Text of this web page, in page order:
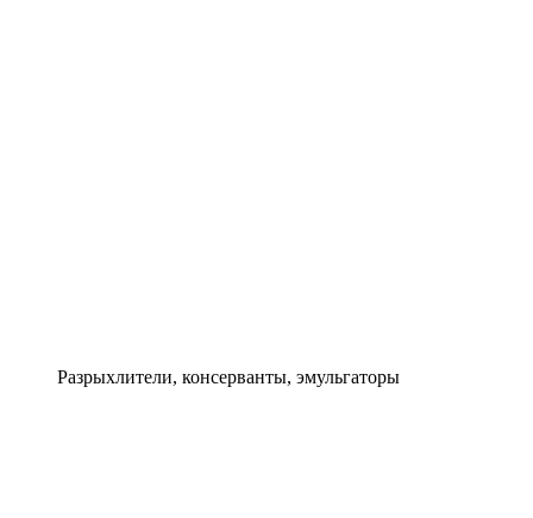
Разрыхлители, консерванты, эмульгаторы